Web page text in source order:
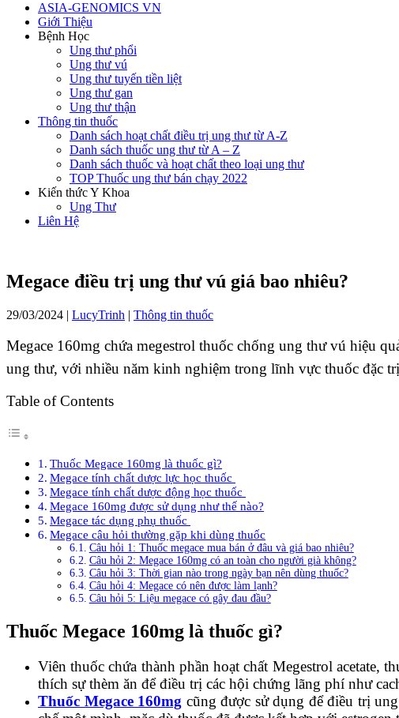
ASIA-GENOMICS VN
Giới Thiệu
Bệnh Học
Ung thư phổi
Ung thư vú
Ung thư tuyến tiền liệt
Ung thư gan
Ung thư thận
Thông tin thuốc
Danh sách hoạt chất điều trị ung thư từ A-Z
Danh sách thuốc ung thư từ A – Z
Danh sách thuốc và hoạt chất theo loại ung thư
TOP Thuốc ung thư bán chạy 2022
Kiến thức Y Khoa
Ung Thư
Liên Hệ
Megace điều trị ung thư vú giá bao nhiêu?
29/03/2024 | LucyTrinh | Thông tin thuốc
Megace 160mg chứa megestrol thuốc chống ung thư vú hiệu
ung thư, với nhiều năm kinh nghiệm trong lĩnh vực thuốc đặc
Table of Contents
Thuốc Megace 160mg là thuốc gì?
Megace tính chất dược lực học thuốc
Megace tính chất dược động học thuốc
Megace 160mg được sử dụng như thế nào?
Megace tác dụng phụ thuốc
Megace câu hỏi thường gặp khi dùng thuốc
Câu hỏi 1: Thuốc megace mua bán ở đâu và giá bao nhiêu?
Câu hỏi 2: Megace 160mg có an toàn cho người già không?
Câu hỏi 3: Thời gian nào trong ngày bạn nên dùng thuốc?
Câu hỏi 4: Megace có nên được làm lạnh?
Câu hỏi 5: Liệu megace có gây đau đầu?
Thuốc Megace 160mg là thuốc gì?
Viên thuốc chứa thành phần hoạt chất Megestrol
thích sự thèm ăn để điều trị các hội chứng lãng phí như
Thuốc Megace 160mg cũng được sử dụng để điều trị